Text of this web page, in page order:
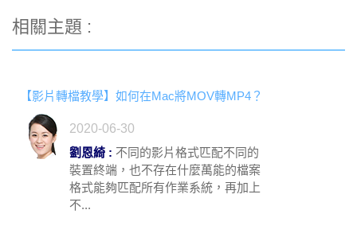
相關主題 :
【影片轉檔教學】如何在Mac將MOV轉MP4？
2020-06-30
劉恩綺 : 不同的影片格式匹配不同的
裝置終端，也不存在什麼萬能的檔案
格式能夠匹配所有作業系統，再加上
不...